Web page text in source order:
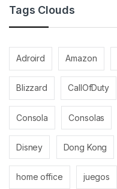
Tags Clouds
Adroird Amazon
Blizzard CallOfDuty
Consola Consolas
Disney Dong Kong
home office juegos